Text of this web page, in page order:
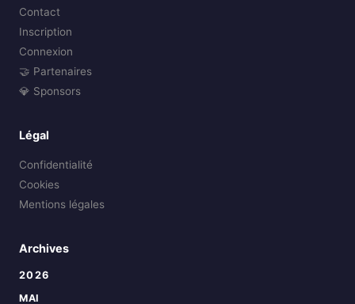
Contact
Inscription
Connexion
🤝 Partenaires
💎 Sponsors
Légal
Confidentialité
Cookies
Mentions légales
Archives
2026
MAI